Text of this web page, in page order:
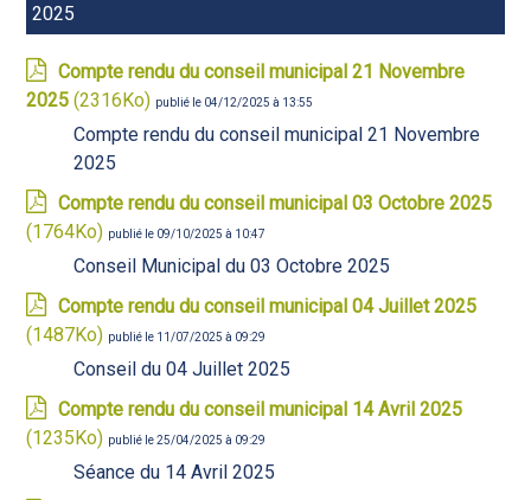
2025
Compte rendu du conseil municipal 21 Novembre
2025 (2316Ko) publié le 04/12/2025 à 13:55
Compte rendu du conseil municipal 21 Novembre
2025
Compte rendu du conseil municipal 03 Octobre 2025
(1764Ko) publié le 09/10/2025 à 10:47
Conseil Municipal du 03 Octobre 2025
Compte rendu du conseil municipal 04 Juillet 2025
(1487Ko) publié le 11/07/2025 à 09:29
Conseil du 04 Juillet 2025
Compte rendu du conseil municipal 14 Avril 2025
(1235Ko) publié le 25/04/2025 à 09:29
Séance du 14 Avril 2025